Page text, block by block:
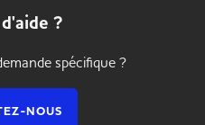
?
spécifique ?
NOUS